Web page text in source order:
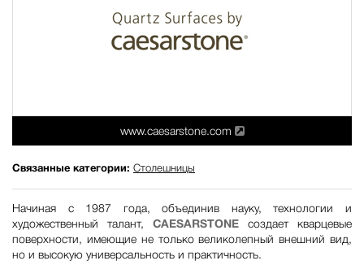
www.caesarstone.com
Связанные категории: Столешницы
Начиная с 1987 года, объединив науку, технологии и
художественный талант, CAESARSTONE создает кварцевые
поверхности, имеющие не только великолепный внешний вид,
но и высокую универсальность и практичность.